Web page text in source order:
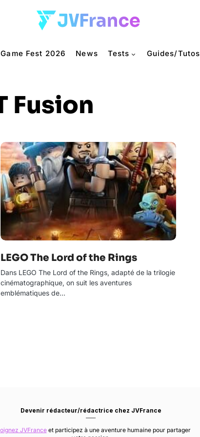
Fest 2026 News Tests Guides/Tutos
Fusion
LEGO The Lord of the Rings
Dans LEGO The Lord of the Rings, adapté de la trilogie
cinématographique, on suit les aventures
emblématiques de…
Devenir rédacteur/rédactrice chez JVFrance
JVFranceet participez à une aventure humaine pour partager